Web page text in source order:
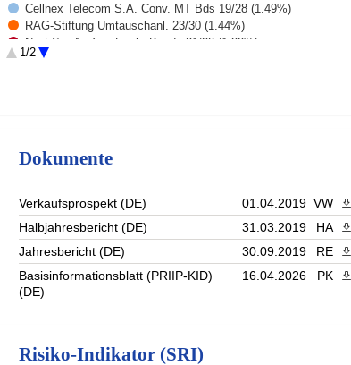
Cellnex Telecom S.A. Conv. MT Bds 19/28 (1.49%)
RAG-Stiftung Umtauschanl. 23/30 (1.44%)
Nexi S.p.A. Zero Exch. Bonds 21/28 (1.32%)
AIXTRON SE Zero-Wandelschuldv. 26/31 (1.18%)
1/2
Dokumente
Verkaufsprospekt (DE) 01.04.2019 VW
Halbjahresbericht (DE)
31.03.2019 HA
Jahresbericht (DE)
30.09.2019 RE
Basisinformationsblatt (PRIIP-KID)
(DE)
16.04.2026 PK
Risiko-Indikator (SRI)